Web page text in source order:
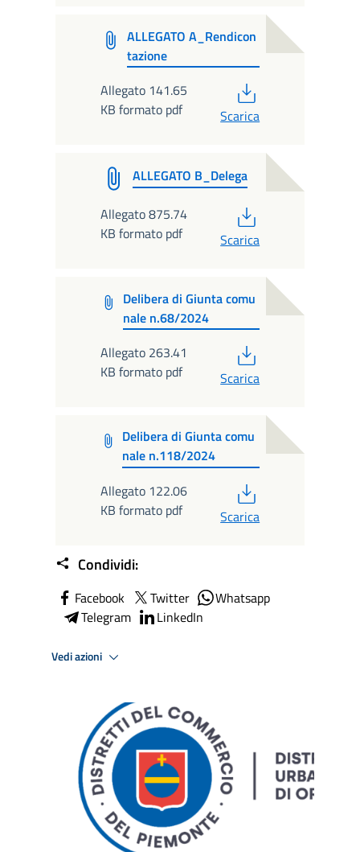
ALLEGATO A_Rendicon
tazione
Allegato 141.65
KB formato pdf
Scarica
ALLEGATO B_Delega
Allegato 875.74
KB formato pdf
Scarica
Delibera di Giunta comu
nale n.68/2024
Allegato 263.41
KB formato pdf
Scarica
Delibera di Giunta comu
nale n.118/2024
Allegato 122.06
KB formato pdf
Scarica
Condividi:
Facebook Twitter
Whatsapp
Telegram
LinkedIn
Vedi azioni